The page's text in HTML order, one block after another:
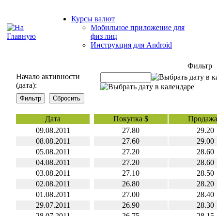
Курсы валют
Мобильное приложение для
физ лиц
Инструкция для Android
Фильтр
Начало активности
(дата):
Дата Покупка $
09.08.2011
27.80
29.20
08.08.2011
27.60
29.00
05.08.2011
27.20
28.60
04.08.2011
27.20
28.60
03.08.2011
27.10
28.50
02.08.2011
26.80
28.20
01.08.2011
27.00
28.40
29.07.2011
26.90
28.30